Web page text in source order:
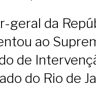
geral da
ao
de
do Rio de